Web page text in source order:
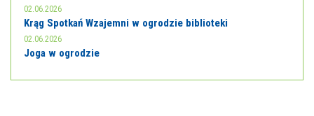
02.06.2026
Krąg Spotkań Wzajemni w ogrodzie biblioteki
02.06.2026
Joga w ogrodzie